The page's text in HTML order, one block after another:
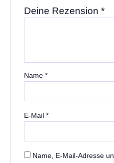
Deine Rezension *
Name *
E-Mail *
Name, E-Mail-Adresse